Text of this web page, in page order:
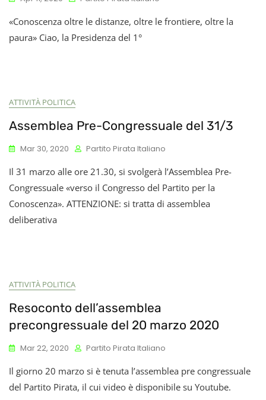
«Conoscenza oltre le distanze, oltre le frontiere, oltre la
paura» Ciao, la Presidenza del 1°
ATTIVITÀ POLITICA
Assemblea Pre-Congressuale del 31/3
Mar 30, 2020 Partito Pirata Italiano
Il 31 marzo alle ore 21.30, si svolgerà l’Assemblea Pre-
Congressuale «verso il Congresso del Partito per la
Conoscenza». ATTENZIONE: si tratta di assemblea
deliberativa
ATTIVITÀ POLITICA
Resoconto dell’assemblea
precongressuale del 20 marzo 2020
Mar 22, 2020 Partito Pirata Italiano
Il giorno 20 marzo si è tenuta l’assemblea pre congressuale
del Partito Pirata, il cui video è disponibile su Youtube.